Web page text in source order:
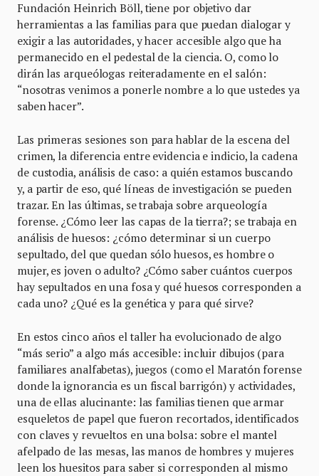
Fundación Heinrich Böll, tiene por objetivo dar
herramientas a las familias para que puedan dialogar y
exigir a las autoridades, y hacer accesible algo que ha
permanecido en el pedestal de la ciencia. O, como lo
dirán las arqueólogas reiteradamente en el salón:
“nosotras venimos a ponerle nombre a lo que ustedes ya
saben hacer”.
Las primeras sesiones son para hablar de la escena del
crimen, la diferencia entre evidencia e indicio, la cadena
de custodia, análisis de caso: a quién estamos buscando
y, a partir de eso, qué líneas de investigación se pueden
trazar. En las últimas, se trabaja sobre arqueología
forense. ¿Cómo leer las capas de la tierra?; se trabaja en
análisis de huesos: ¿cómo determinar si un cuerpo
sepultado, del que quedan sólo huesos, es hombre o
mujer, es joven o adulto? ¿Cómo saber cuántos cuerpos
hay sepultados en una fosa y qué huesos corresponden a
cada uno? ¿Qué es la genética y para qué sirve?
En estos cinco años el taller ha evolucionado de algo
“más serio” a algo más accesible: incluir dibujos (para
familiares analfabetas), juegos (como el Maratón forense
donde la ignorancia es un fiscal barrigón) y actividades,
una de ellas alucinante: las familias tienen que armar
esqueletos de papel que fueron recortados, identificados
con claves y revueltos en una bolsa: sobre el mantel
afelpado de las mesas, las manos de hombres y mujeres
leen los huesitos para saber si corresponden al mismo